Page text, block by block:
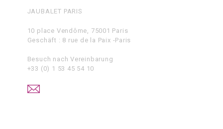
JAUBALET PARIS
10 place Vendôme, 75001 Paris
Geschäft : 8 rue de la Paix -Paris
Besuch nach Vereinbarung
+33 (0) 1 53 45 54 10